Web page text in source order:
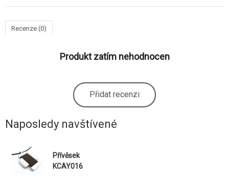
Recenze (0)
Produkt zatím nehodnocen
Přidat recenzi
Naposledy navštívené
Přívěsek
KCAY016